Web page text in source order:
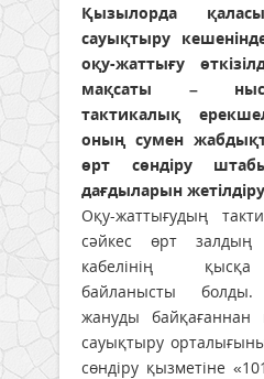
Қызылорда
сауықтыру
оқу-жаттығу
мақсаты –
тактикалық
оның сумен
өрт сөндіру
дағдыларын
Оқу-жаттығудың
сәйкес өрт залдың
кабелінің
байланысты болды.
жануды байқағаннан
сауықтыру
сөндіру қызметіне